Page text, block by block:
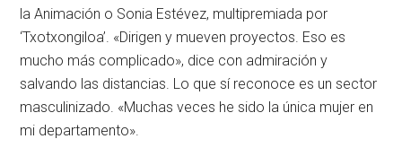
la Animación o Sonia Estévez, multipremiada por
‘Txotxongiloa’. «Dirigen y mueven proyectos. Eso es
mucho más complicado», dice con admiración y
salvando las distancias. Lo que sí reconoce es un sector
masculinizado. «Muchas veces he sido la única mujer en
mi departamento».